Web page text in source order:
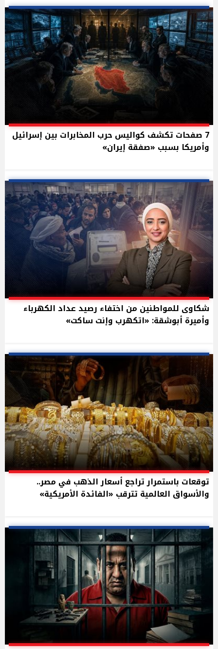
7 صفحات تكشف كواليس حرب المخابرات بين إسرائيل
وأمريكا بسبب «صفقة إيران»
شكاوى للمواطنين من اختفاء رصيد عداد الكهرباء
وأميرة أبوشقة: «اتكهرب وإنت ساكت»
توقعات باستمرار تراجع أسعار الذهب في مصر..
والأسواق العالمية تترقب «الفائدة الأمريكية»